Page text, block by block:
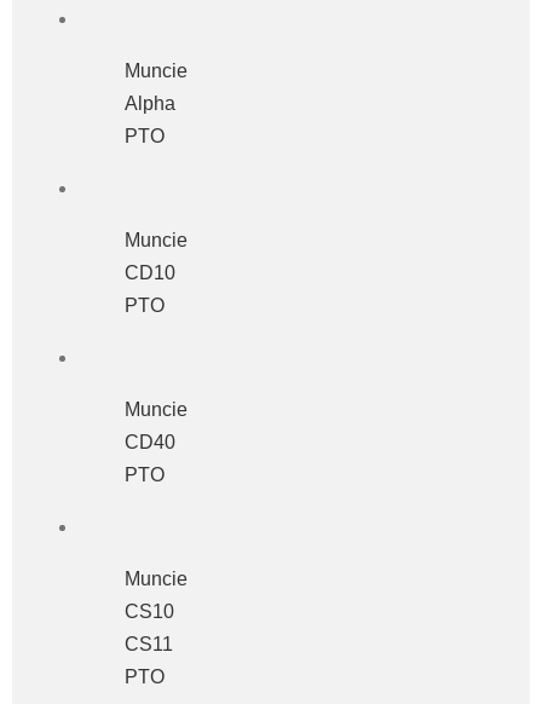
Muncie
Alpha
PTO
Muncie
CD10
PTO
Muncie
CD40
PTO
Muncie
CS10
CS11
PTO